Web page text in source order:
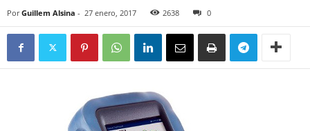
Por Guillem Alsina - 27 enero, 2017 2638 0